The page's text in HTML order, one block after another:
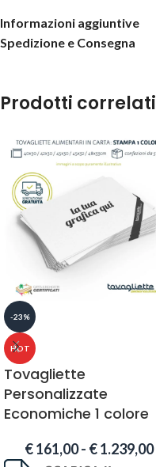
Informazioni aggiuntive
Spedizione e Consegna
Prodotti correlati
-23%
HOT
Tovagliette
Personalizzate
Economiche 1 colore
€161,00 - €1.239,00